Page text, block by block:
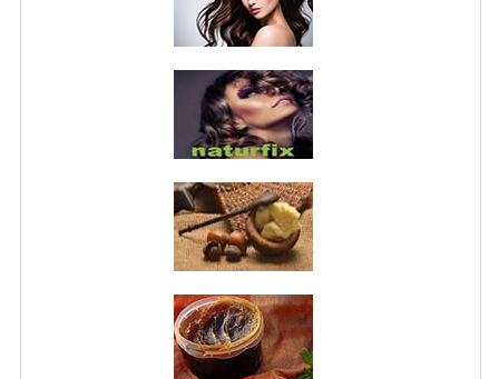
NORMATIVA PRIVACY
CONDIZIONI DI VENDITA
MAPPA DEL SITO
BUONI SCONTO
CANCELLA NEWSLETTER
BLOG
FREE-INFO